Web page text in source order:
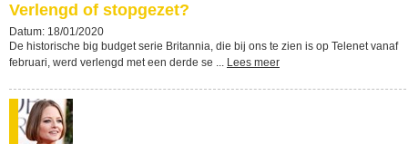
Verlengd of stopgezet?
Datum: 18/01/2020
De historische big budget serie Britannia, die bij ons te zien is op Telenet vanaf
februari, werd verlengd met een derde se ... Lees meer